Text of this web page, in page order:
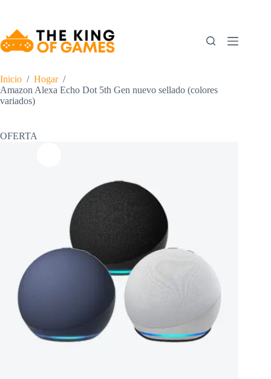
Inicio / Hogar /
Amazon Alexa Echo Dot 5th Gen nuevo sellado (colores
variados)
OFERTA